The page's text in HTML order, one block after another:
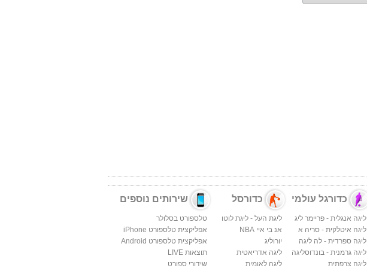
כדורגל עולמי
ליגה אנגלית - פריימר ליג
ליגה איטלקית - סריה א
ליגה ספרדית - לה ליגה
ליגה גרמנית - בונדוסליגה
ליגה צרפתית
כדורסל
ליגת העל - ליגת לוטו
אנ בי איי NBA
יורוליג
ליגה אדריאטית
ליגה לאומית
שירותים נוספים
טלספורט בסלולר
אפליקצית טלספורט iPhone
אפליקצית טלספורט Android
תוצאות LIVE
שידורי ספורט